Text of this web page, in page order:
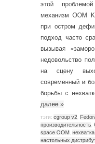
этой
механизм OOM
при остром
подход часто
вызывая
недовольство
на сцену
современный и
борьбы с
далее »
тэги: cgroup v2
производительность
space OOM
настольных